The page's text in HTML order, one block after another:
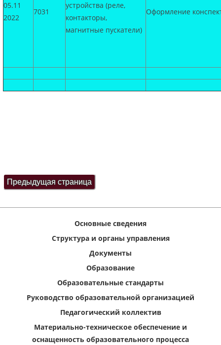
05.11
2022
7031
устройства (реле,
контакторы,
магнитные пускатели)
Оформление
Основные сведения
Структура и органы управления
Документы
Образование
Образовательные стандарты
Руководство образовательной организацией
Педагогический коллектив
Материально-техническое обеспечение и
оснащенность образовательного процесса